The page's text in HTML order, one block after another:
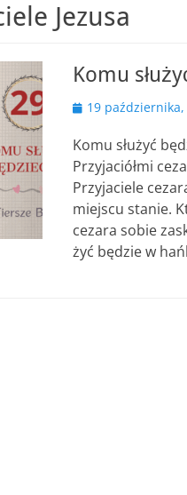
Jezusa
Komu
Opublikowano
19 października,
Komu służyć
Przyjaciółmi
Przyjaciele
miejscu stanie.
cezara sobie
żyć będzie w